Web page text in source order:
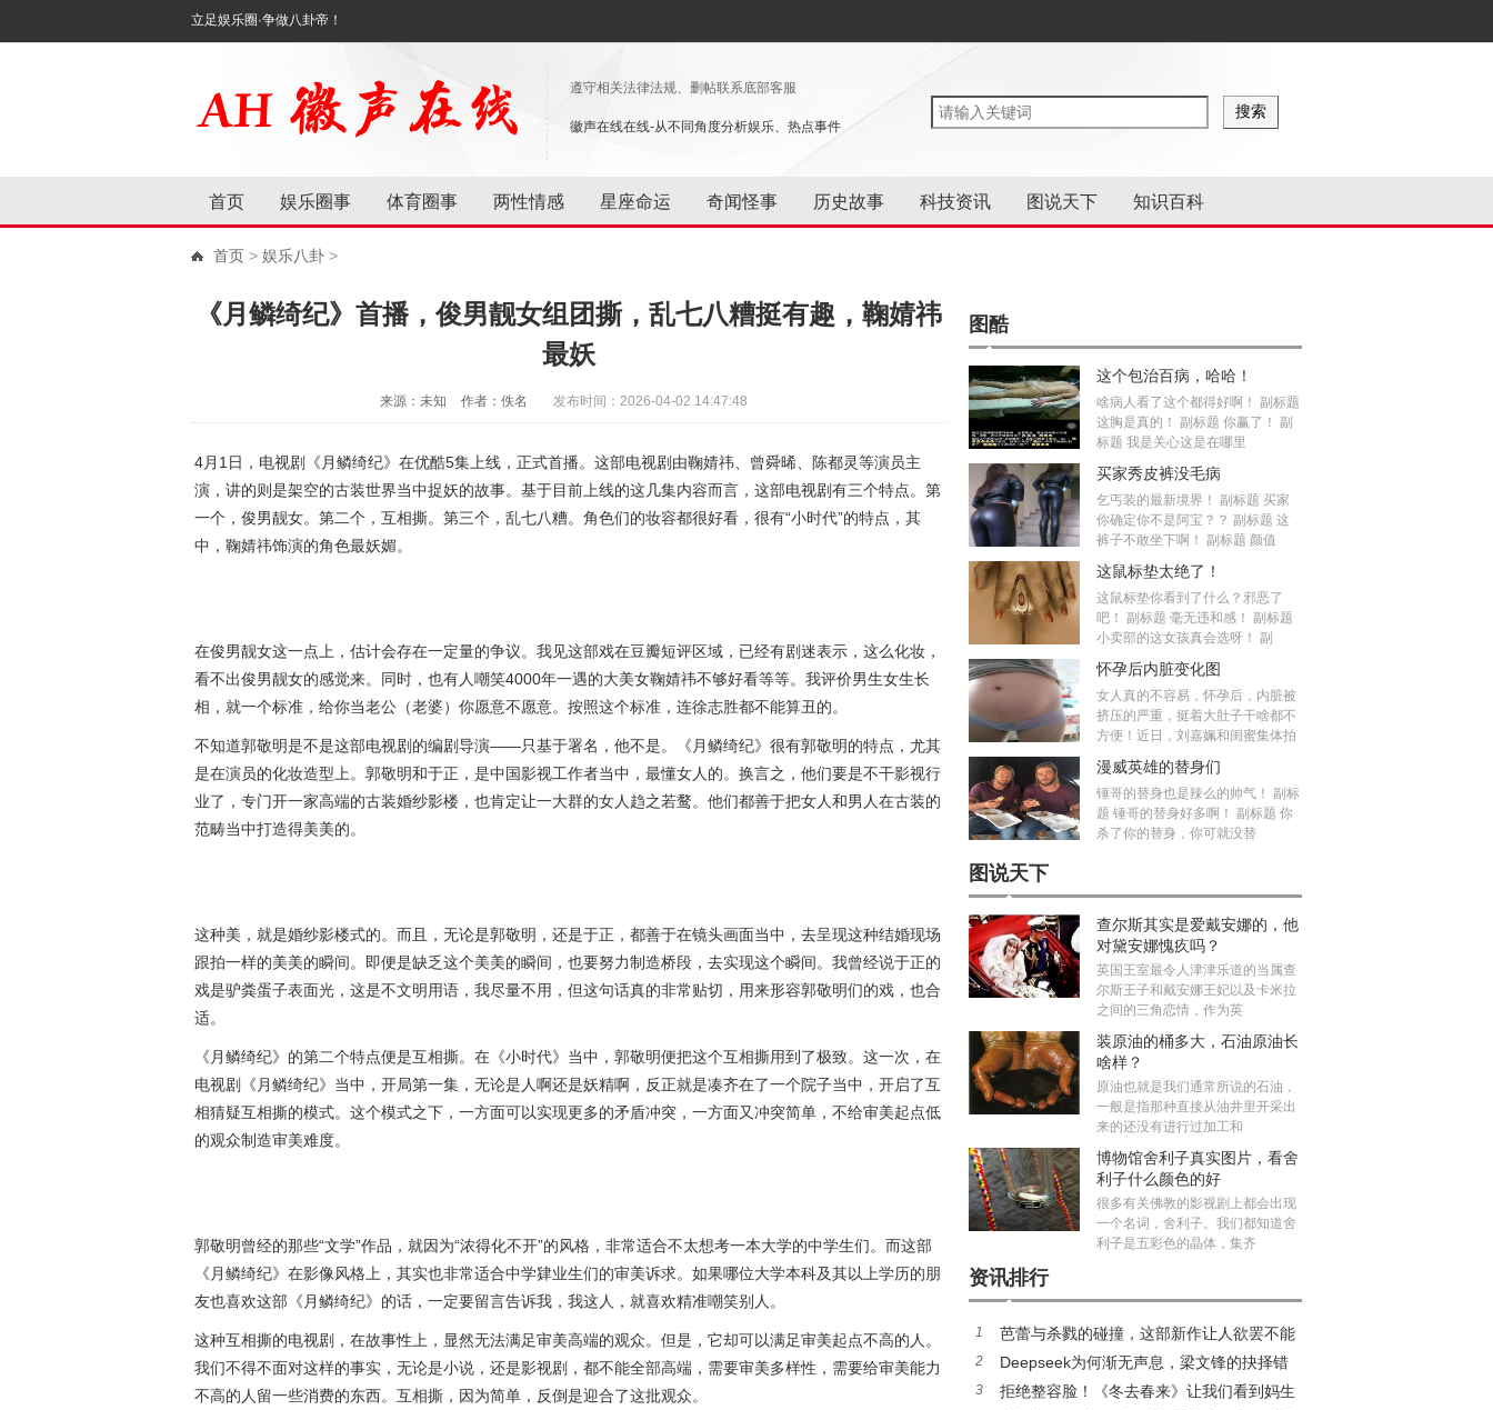
立足娱乐圈·争做八卦帝！
遵守相关法律法规、删帖联系底部客服
徽声在线在线-从不同角度分析娱乐、热点事件
首页 娱乐圈事 体育圈事 两性情感 星座命运 奇闻怪事 历史故事 科技资讯 图说天下 知识百科
首页 > 娱乐八卦 >
《月鳞绮纪》首播，俊男靓女组团撕，乱七八糟挺有趣，鞠婧祎
最妖
来源：未知 作者：佚名 发布时间：2026-04-02 14:47:48
4月1日，电视剧《月鳞绮纪》在优酷5集上线，正式首播。这部电视剧由鞠婧祎、曾舜晞、陈都灵等演员主
演，讲的则是架空的古装世界当中捉妖的故事。基于目前上线的这几集内容而言，这部电视剧有三个特点。第
一个，俊男靓女。第二个，互相撕。第三个，乱七八糟。角色们的妆容都很好看，很有“小时代”的特点，其
中，鞠婧祎饰演的角色最妖媚。
在俊男靓女这一点上，估计会存在一定量的争议。我见这部戏在豆瓣短评区域，已经有剧迷表示，这么化妆，
看不出俊男靓女的感觉来。同时，也有人嘲笑4000年一遇的大美女鞠婧祎不够好看等等。我评价男生女生长
相，就一个标准，给你当老公（老婆）你愿意不愿意。按照这个标准，连徐志胜都不能算丑的。
不知道郭敬明是不是这部电视剧的编剧导演——只基于署名，他不是。《月鳞绮纪》很有郭敬明的特点，尤其
是在演员的化妆造型上。郭敬明和于正，是中国影视工作者当中，最懂女人的。换言之，他们要是不干影视行
业了，专门开一家高端的古装婚纱影楼，也肯定让一大群的女人趋之若鹜。他们都善于把女人和男人在古装的
范畴当中打造得美美的。
这种美，就是婚纱影楼式的。而且，无论是郭敬明，还是于正，都善于在镜头画面当中，去呈现这种结婚现场
跟拍一样的美美的瞬间。即便是缺乏这个美美的瞬间，也要努力制造桥段，去实现这个瞬间。我曾经说于正的
戏是驴粪蛋子表面光，这是不文明用语，我尽量不用，但这句话真的非常贴切，用来形容郭敬明们的戏，也合
适。
《月鳞绮纪》的第二个特点便是互相撕。在《小时代》当中，郭敬明便把这个互相撕用到了极致。这一次，在
电视剧《月鳞绮纪》当中，开局第一集，无论是人啊还是妖精啊，反正就是凑齐在了一个院子当中，开启了互
相猜疑互相撕的模式。这个模式之下，一方面可以实现更多的矛盾冲突，一方面又冲突简单，不给审美起点低
的观众制造审美难度。
郭敬明曾经的那些“文学”作品，就因为“浓得化不开”的风格，非常适合不太想考一本大学的中学生们。而这部
《月鳞绮纪》在影像风格上，其实也非常适合中学肄业生们的审美诉求。如果哪位大学本科及其以上学历的朋
友也喜欢这部《月鳞绮纪》的话，一定要留言告诉我，我这人，就喜欢精准嘲笑别人。
这种互相撕的电视剧，在故事性上，显然无法满足审美高端的观众。但是，它却可以满足审美起点不高的人。
我们不得不面对这样的事实，无论是小说，还是影视剧，都不能全部高端，需要审美多样性，需要给审美能力
不高的人留一些消费的东西。互相撕，因为简单，反倒是迎合了这批观众。
图酷
这个包治百病，哈哈！
啥病人看了这个都得好啊！ 副标题
这胸是真的！ 副标题 你赢了！ 副
标题 我是关心这是在哪里
买家秀皮裤没毛病
乞丐装的最新境界！ 副标题 买家
你确定你不是阿宝？？ 副标题 这
裤子不敢坐下啊！ 副标题 颜值
这鼠标垫太绝了！
这鼠标垫你看到了什么？邪恶了
吧！ 副标题 毫无违和感！ 副标题
小卖部的这女孩真会选呀！ 副
怀孕后内脏变化图
女人真的不容易，怀孕后，内脏被
挤压的严重，挺着大肚子干啥都不
方便！近日，刘嘉姵和闺蜜集体拍
漫威英雄的替身们
锤哥的替身也是辣么的帅气！ 副标
题 锤哥的替身好多啊！ 副标题 你
杀了你的替身，你可就没替
图说天下
查尔斯其实是爱戴安娜的，他
对黛安娜愧疚吗？
英国王室最令人津津乐道的当属查
尔斯王子和戴安娜王妃以及卡米拉
之间的三角恋情，作为英
装原油的桶多大，石油原油长
啥样？
原油也就是我们通常所说的石油，
一般是指那种直接从油井里开采出
来的还没有进行过加工和
博物馆舍利子真实图片，看舍
利子什么颜色的好
很多有关佛教的影视剧上都会出现
一个名词，舍利子。我们都知道舍
利子是五彩色的晶体，集齐
资讯排行
1 芭蕾与杀戮的碰撞，这部新作让人欲罢不能
2
Deepseek为何渐无声息，梁文锋的抉择错
失发展良机？
3
拒绝整容脸！《冬去春来》让我们看到妈生